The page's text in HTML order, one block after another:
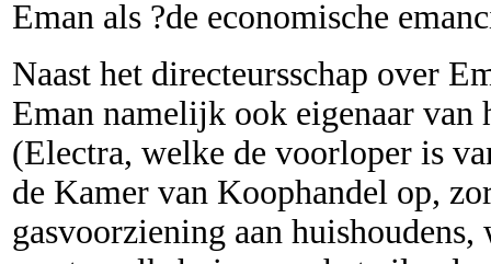
Eman als ?de economische
Naast het directeursschap over
Eman namelijk ook eigenaar
(Electra, welke de voorloper is
de Kamer van Koophandel op,
gasvoorziening aan